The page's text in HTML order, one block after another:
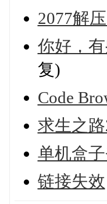
2077解
你好，
复)
Code
求生之
单机盒
链接失效